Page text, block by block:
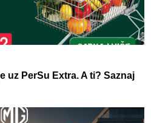
uz PerSu Extra. A ti? Saznaj